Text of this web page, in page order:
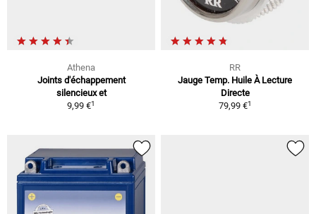
Athena
Joints d'échappement
silencieux et
9,99 €1
RR
Jauge Temp. Huile À Lecture
Directe
79,99 €1